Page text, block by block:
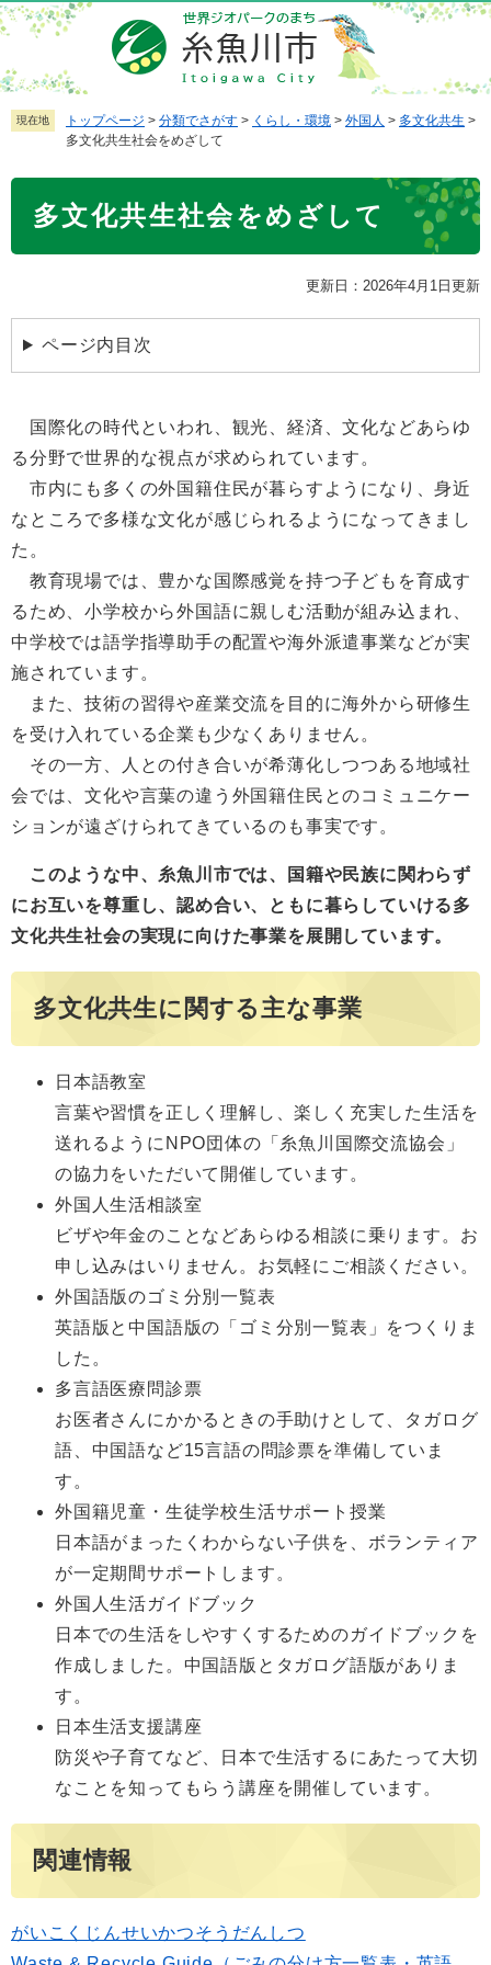
ペ
ー
ジ
の
先
メ
ニ
ュ
ー
を
本
現在地 トップページ > 分類でさがす > くらし・環境 > 外国人 > 多文化共生 >
多文化共生社会をめざして
多文化共生社会をめざして
更新日：2026年4月1日更新
ページ内目次
国際化の時代といわれ、観光、経済、文化などあらゆ
る分野で世界的な視点が求められています。
市内にも多くの外国籍住民が暮らすようになり、身近
なところで多様な文化が感じられるようになってきまし
た。
教育現場では、豊かな国際感覚を持つ子どもを育成す
るため、小学校から外国語に親しむ活動が組み込まれ、
中学校では語学指導助手の配置や海外派遣事業などが実
施されています。
また、技術の習得や産業交流を目的に海外から研修生
を受け入れている企業も少なくありません。
その一方、人との付き合いが希薄化しつつある地域社
会では、文化や言葉の違う外国籍住民とのコミュニケー
ションが遠ざけられてきているのも事実です。
このような中、糸魚川市では、国籍や民族に関わらず
にお互いを尊重し、認め合い、ともに暮らしていける多
文化共生社会の実現に向けた事業を展開しています。
多文化共生に関する主な事業
日本語教室
言葉や習慣を正しく理解し、楽しく充実した生活を
送れるようにNPO団体の「糸魚川国際交流協会」
の協力をいただいて開催しています。
外国人生活相談室
ビザや年金のことなどあらゆる相談に乗ります。お
申し込みはいりません。お気軽にご相談ください。
外国語版のゴミ分別一覧表
英語版と中国語版の「ゴミ分別一覧表」をつくりま
した。
多言語医療問診票
お医者さんにかかるときの手助けとして、タガログ
語、中国語など15言語の問診票を準備していま
す。
外国籍児童・生徒学校生活サポート授業
日本語がまったくわからない子供を、ボランティア
が一定期間サポートします。
外国人生活ガイドブック
日本での生活をしやすくするためのガイドブックを
作成しました。中国語版とタガログ語版がありま
す。
日本生活支援講座
防災や子育てなど、日本で生活するにあたって大切
なことを知ってもらう講座を開催しています。
関連情報
がいこくじんせいかつそうだんしつ